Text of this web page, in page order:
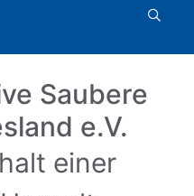
Saubere
e.V.
einer